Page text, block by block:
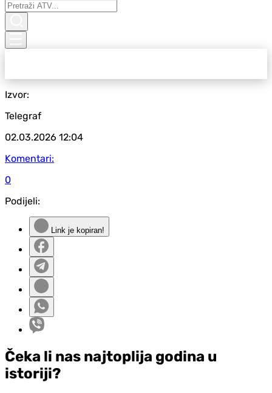
Izvor:
Telegraf
02.03.2026 12:04
Komentari:
0
Podijeli:
Link je kopiran!
Čeka li nas najtoplija godina u
istoriji?